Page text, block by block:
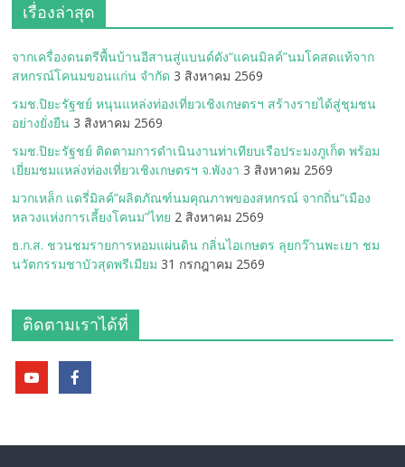
เรื่องล่าสุด
จากเครื่องดนตรีพื้นบ้านอีสานสู่แบนด์ดัง“แคนมิลค์”นมโคสดแท้จาก
สหกรณ์โคนมขอนแก่น จำกัด 3 สิงหาคม 2569
รมช.ปิยะรัฐชย์ หนุนแหล่งท่องเที่ยวเชิงเกษตรฯ สร้างรายได้สู่ชุมชน
อย่างยั่งยืน 3 สิงหาคม 2569
รมช.ปิยะรัฐชย์ ติดตามการดำเนินงานท่าเทียบเรือประมงภูเก็ต พร้อม
เยี่ยมชมแหล่งท่องเที่ยวเชิงเกษตรฯ จ.พังงา 3 สิงหาคม 2569
มวกเหล็ก แดรี่มิลค์”ผลิตภัณฑ์นมคุณภาพของสหกรณ์ จากถิ่น“เมือง
หลวงแห่งการเลี้ยงโคนม”ไทย 2 สิงหาคม 2569
ธ.ก.ส. ชวนชมรายการหอมแผ่นดิน กลิ่นไอเกษตร ลุยกว๊านพะเยา ชม
นวัตกรรมชาบัวสุดพรีเมียม 31 กรกฎาคม 2569
ติดตามเราได้ที่